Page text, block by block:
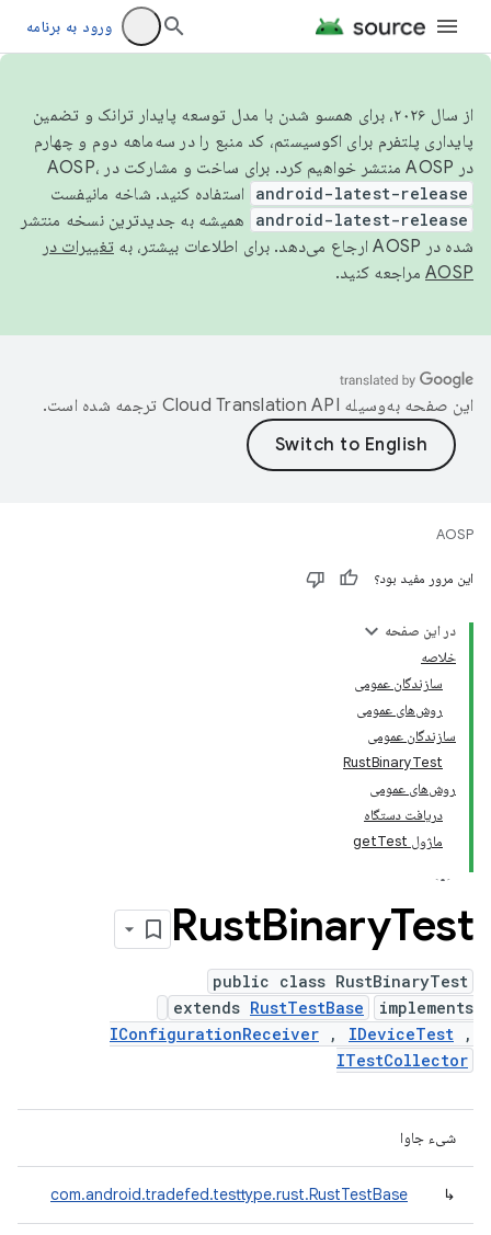
ورود به برنامه
از سال ۲۰۲۶، برای همسو شدن با مدل توسعه پایدار ترانک و تضمین
پایداری پلتفرم برای اکوسیستم، کد منبع را در سه‌ماهه دوم و چهارم
در AOSP منتشر خواهیم کرد. برای ساخت و مشارکت در AOSP،
android-latest-release استفاده کنید. شاخه مانیفست
android-latest-release
همیشه به جدیدترین نسخه منتشر
شده در AOSP ارجاع می‌دهد. برای اطلاعات بیشتر، به
تغییرات در
AOSP مراجعه کنید.
این صفحه به‌وسیله ترجمه شده است.
AOSP
این مرور مفید بود؟
در این صفحه
خلاصه
سازندگان عمومی
روش‌های عمومی
سازندگان عمومی
RustBinaryTest
روش‌های عمومی
دریافت دستگاه
ماژول getTest
RustBinaryTest
public class RustBinaryTest
extends RustTestBase
implements
IConfigurationReceiver , IDeviceTest ,
ITestCollector
شیء جاوا
↳
com.android.tradefed.testtype.rust.RustTestBase